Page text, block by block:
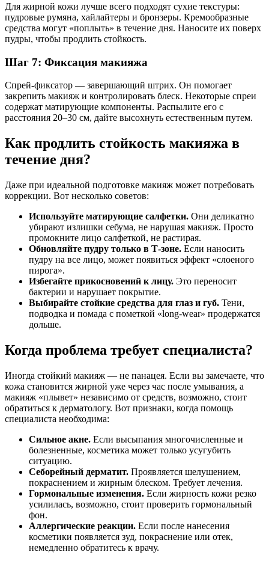
Для жирной кожи лучше всего подходят сухие текстуры:
пудровые румяна, хайлайтеры и бронзеры. Кремообразные
средства могут «поплыть» в течение дня. Наносите их поверх
пудры, чтобы продлить стойкость.
Шаг 7: Фиксация макияжа
Спрей-фиксатор — завершающий штрих. Он помогает
закрепить макияж и контролировать блеск. Некоторые спреи
содержат матирующие компоненты. Распылите его с
расстояния 20–30 см, дайте высохнуть естественным путем.
Как продлить стойкость макияжа в
течение дня?
Даже при идеальной подготовке макияж может потребовать
коррекции. Вот несколько советов:
Используйте матирующие салфетки. Они деликатно
убирают излишки себума, не нарушая макияж. Просто
промокните лицо салфеткой, не растирая.
Обновляйте пудру только в Т-зоне. Если наносить
пудру на все лицо, может появиться эффект «слоеного
пирога».
Избегайте прикосновений к лицу. Это переносит
бактерии и нарушает покрытие.
Выбирайте стойкие средства для глаз и губ. Тени,
подводка и помада с пометкой «long-wear» продержатся
дольше.
Когда проблема требует специалиста?
Иногда стойкий макияж — не панацея. Если вы замечаете, что
кожа становится жирной уже через час после умывания, а
макияж «плывет» независимо от средств, возможно, стоит
обратиться к дерматологу. Вот признаки, когда помощь
специалиста необходима:
Сильное акне. Если высыпания многочисленные и
болезненные, косметика может только усугубить
ситуацию.
Себорейный дерматит. Проявляется шелушением,
покраснением и жирным блеском. Требует лечения.
Гормональные изменения. Если жирность кожи резко
усилилась, возможно, стоит проверить гормональный
фон.
Аллергические реакции. Если после нанесения
косметики появляется зуд, покраснение или отек,
немедленно обратитесь к врачу.